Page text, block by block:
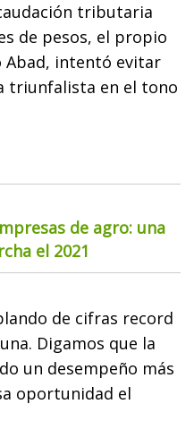
tributaria
de pesos, el propio
Abad, intentó evitar
triunfalista en el tono
de agro: una
el 2021
de cifras record
Digamos que la
un desempeño más
oportunidad el